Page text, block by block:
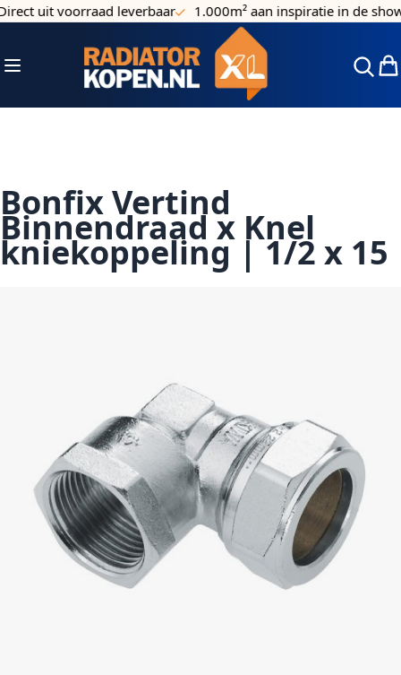
Ga naar de inhoud
uit voorraad leverbaar 1.000m² aan inspiratie in de
Toggle Nav
Bonfix Vertind
Binnendraad x Knel
kniekoppeling | 1/2 x 15